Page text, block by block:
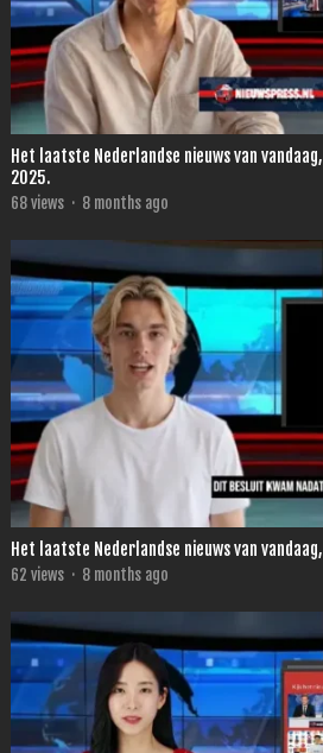
Het laatste Nederlandse nieuws van
2025.
68views · 8 months ago
Het laatste Nederlandse nieuws van
62 views · 8 months ago